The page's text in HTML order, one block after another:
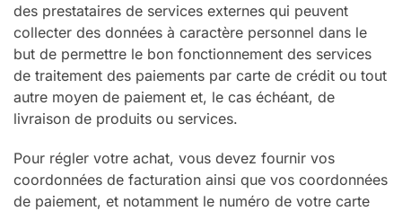
des prestataires de services externes qui peuvent
collecter des données à caractère personnel dans le
but de permettre le bon fonctionnement des services
de traitement des paiements par carte de crédit ou tout
autre moyen de paiement et, le cas échéant, de
livraison de produits ou services.
Pour régler votre achat, vous devez fournir vos
coordonnées de facturation ainsi que vos coordonnées
de paiement, et notamment le numéro de votre carte